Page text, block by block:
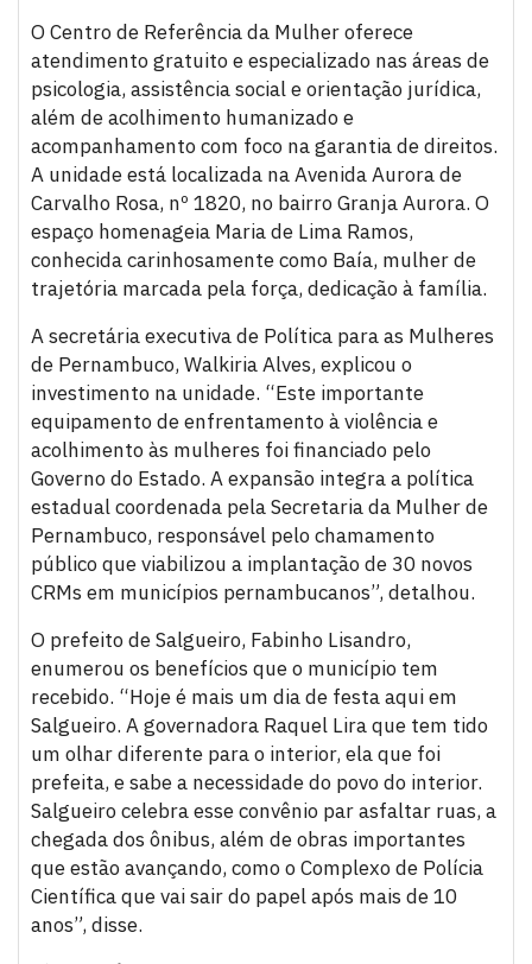
O Centro de Referência da Mulher oferece
atendimento gratuito e especializado nas áreas de
psicologia, assistência social e orientação jurídica,
além de acolhimento humanizado e
acompanhamento com foco na garantia de direitos.
A unidade está localizada na Avenida Aurora de
Carvalho Rosa, nº 1820, no bairro Granja Aurora. O
espaço homenageia Maria de Lima Ramos,
conhecida carinhosamente como Baía, mulher de
trajetória marcada pela força, dedicação à família.
A secretária executiva de Política para as Mulheres
de Pernambuco, Walkiria Alves, explicou o
investimento na unidade. “Este importante
equipamento de enfrentamento à violência e
acolhimento às mulheres foi financiado pelo
Governo do Estado. A expansão integra a política
estadual coordenada pela Secretaria da Mulher de
Pernambuco, responsável pelo chamamento
público que viabilizou a implantação de 30 novos
CRMs em municípios pernambucanos”, detalhou.
O prefeito de Salgueiro, Fabinho Lisandro,
enumerou os benefícios que o município tem
recebido. “Hoje é mais um dia de festa aqui em
Salgueiro. A governadora Raquel Lira que tem tido
um olhar diferente para o interior, ela que foi
prefeita, e sabe a necessidade do povo do interior.
Salgueiro celebra esse convênio par asfaltar ruas, a
chegada dos ônibus, além de obras importantes
que estão avançando, como o Complexo de Polícia
Científica que vai sair do papel após mais de 10
anos”, disse.